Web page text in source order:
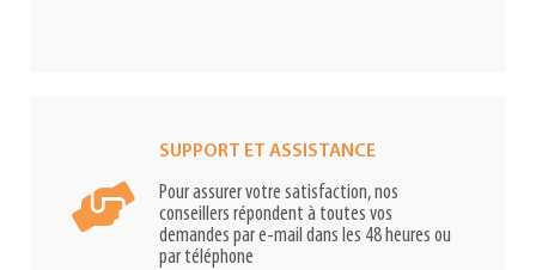
SUPPORT ET ASSISTANCE
Pour assurer votre satisfaction, nos
conseillers répondent à toutes vos
demandes par e-mail dans les 48 heures ou
par téléphone